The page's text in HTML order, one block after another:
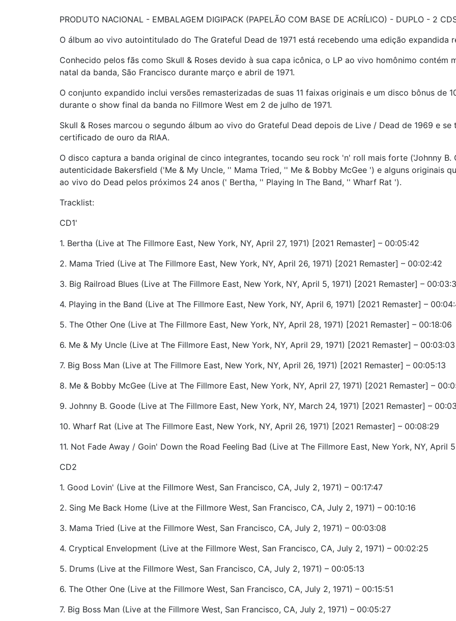
PRODUTO NACIONAL - EMBALAGEM DIGIPACK (PAPELÃO COM BASE DE ACRÍLICO) - DUPLO - 2
O álbum ao vivo autointitulado do The Grateful Dead de 1971 está recebendo uma edição expandida
Conhecido pelos fãs como Skull & Roses devido à sua capa icônica, o LP ao vivo homônimo contém
natal da banda, São Francisco durante março e abril de 1971.
O conjunto expandido inclui versões remasterizadas de suas 11 faixas originais e um disco bônus de
durante o show final da banda no Fillmore West em 2 de julho de 1971.
Skull & Roses marcou o segundo álbum ao vivo do Grateful Dead depois de Live / Dead de 1969 e
certificado de ouro da RIAA.
O disco captura a banda original de cinco integrantes, tocando seu rock 'n' roll mais forte ('Johnny B.
autenticidade Bakersfield ('Me & My Uncle, '' Mama Tried, '' Me & Bobby McGee ') e alguns originais
ao vivo do Dead pelos próximos 24 anos (' Bertha, '' Playing In The Band, '' Wharf Rat ').
Tracklist:
CD1'
1. Bertha (Live at The Fillmore East, New York, NY, April 27, 1971) [2021 Remaster] – 00:05:42
2. Mama Tried (Live at The Fillmore East, New York, NY, April 26, 1971) [2021 Remaster] – 00:02:42
3. Big Railroad Blues (Live at The Fillmore East, New York, NY, April 5, 1971) [2021 Remaster] –
4. Playing in the Band (Live at The Fillmore East, New York, NY, April 6, 1971) [2021 Remaster] –
5. The Other One (Live at The Fillmore East, New York, NY, April 28, 1971) [2021 Remaster] – 00:18:06
6. Me & My Uncle (Live at The Fillmore East, New York, NY, April 29, 1971) [2021 Remaster] – 00:03:03
7. Big Boss Man (Live at The Fillmore East, New York, NY, April 26, 1971) [2021 Remaster] – 00:05:13
8. Me & Bobby McGee (Live at The Fillmore East, New York, NY, April 27, 1971) [2021 Remaster] –
9. Johnny B. Goode (Live at The Fillmore East, New York, NY, March 24, 1971) [2021 Remaster] –
10. Wharf Rat (Live at The Fillmore East, New York, NY, April 26, 1971) [2021 Remaster] – 00:08:29
11. Not Fade Away / Goin' Down the Road Feeling Bad (Live at The Fillmore East, New York, NY, April
CD2
1. Good Lovin' (Live at the Fillmore West, San Francisco, CA, July 2, 1971) – 00:17:47
2. Sing Me Back Home (Live at the Fillmore West, San Francisco, CA, July 2, 1971) – 00:10:16
3. Mama Tried (Live at the Fillmore West, San Francisco, CA, July 2, 1971) – 00:03:08
4. Cryptical Envelopment (Live at the Fillmore West, San Francisco, CA, July 2, 1971) – 00:02:25
5. Drums (Live at the Fillmore West, San Francisco, CA, July 2, 1971) – 00:05:13
6. The Other One (Live at the Fillmore West, San Francisco, CA, July 2, 1971) – 00:15:51
7. Big Boss Man (Live at the Fillmore West, San Francisco, CA, July 2, 1971) – 00:05:27